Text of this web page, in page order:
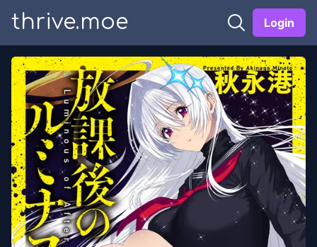
thrive.moe Login